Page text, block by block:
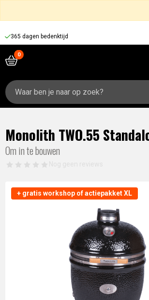
365 dagen bedenktijd
Zoeken
naar:
Monolith TWO.55
Om in te bouwen
+ gratis workshop of actiepakket XL